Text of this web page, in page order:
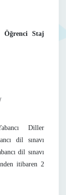
Öğrenci Staj
Diller
dil sınavı
dil sınavı
itibaren 2